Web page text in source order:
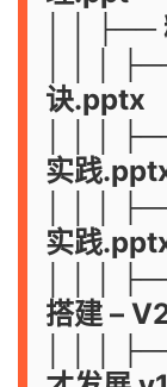
│ │ ├──
│ │ │
诀.pptx
│ │ │
实践
│ │ │
实践
│ │ │
搭建 –
│ │ │